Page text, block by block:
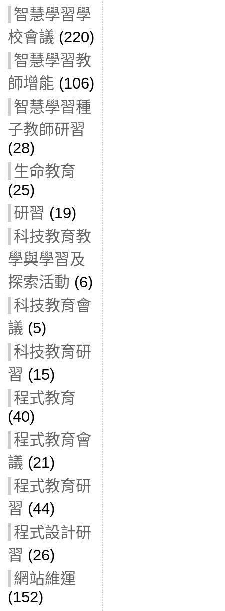
智慧學習學
校會議 (220)
智慧學習教
師增能 (106)
智慧學習種
子教師研習
(28)
生命教育
(25)
研習 (19)
科技教育教
學與學習及
探索活動 (6)
科技教育會
議 (5)
科技教育研
習 (15)
程式教育
(40)
程式教育會
議 (21)
程式教育研
習 (44)
程式設計研
習 (26)
網站維運
(152)